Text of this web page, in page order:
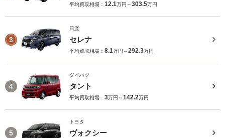
平均買取相場： 12.1万円～303.5万円
3
日産
セレナ
平均買取相場： 8.1万円～292.3万円
4
ダイハツ
タント
平均買取相場： 3万円～142.2万円
5
トヨタ
ヴォクシー